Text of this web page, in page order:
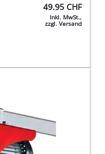
49.95 CHF
Inkl. MwSt.,
zzgl. Versand